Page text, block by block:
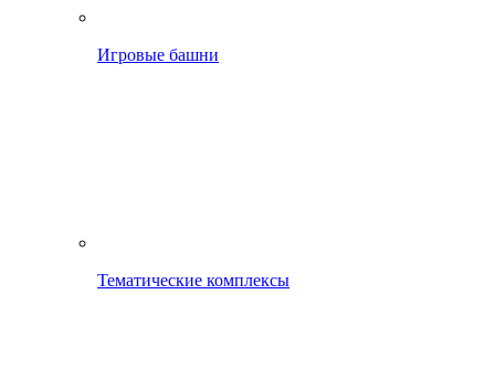
Игровые башни
Тематические комплексы